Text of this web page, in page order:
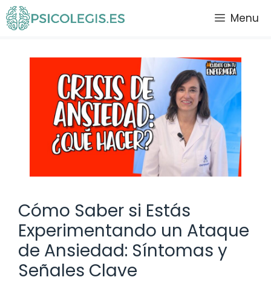
Saltar
al
Menu
Cómo Saber si Estás
Experimentando un Ataque
de Ansiedad: Síntomas y
Señales Clave